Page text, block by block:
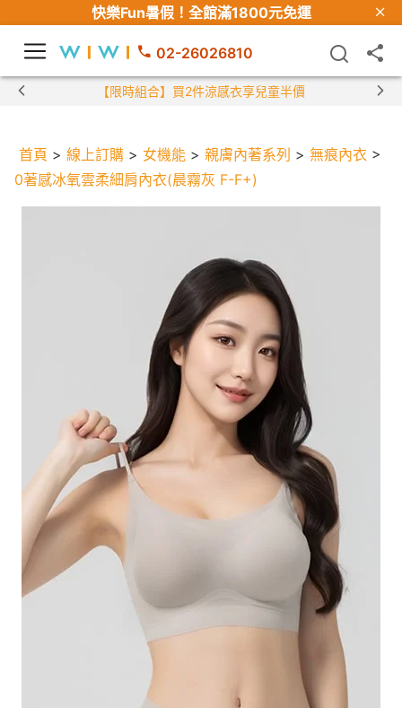
快樂Fun暑假！ 全館滿1800元免運
02-26026810
【限時組合】買2件涼感衣享兒童半價
首頁 > 線上訂購 > 女機能 > 親膚內著系列 > 無痕內衣 >
0著感冰氧雲柔細肩內衣(晨霧灰 F-F+)